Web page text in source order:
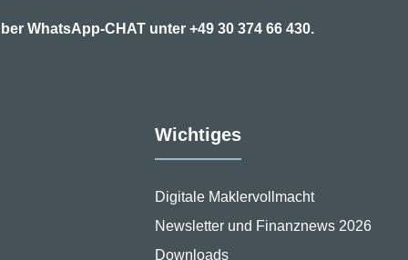
WhatsApp-CHAT unter +49 30 374 66 430.
Wichtiges
Digitale Maklervollmacht
Newsletter und Finanznews 2026
Downloads